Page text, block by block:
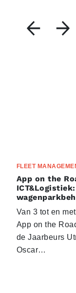
FLEET
App on the
Van 3 tot en
App on the
de Jaarbeurs
Oscar…